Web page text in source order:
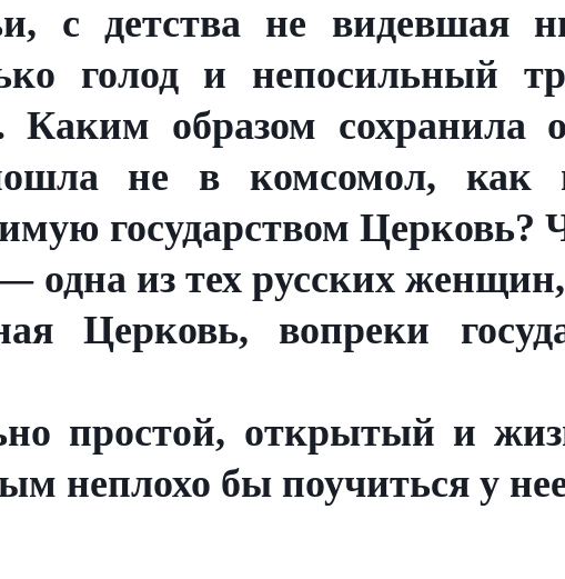
с детства не видевшая
голод и непосильный
Каким образом сохранила
не в комсомол, как
государством Церковь?
из тех русских
Церковь, вопреки
простой, открытый и
неплохо бы поучиться у